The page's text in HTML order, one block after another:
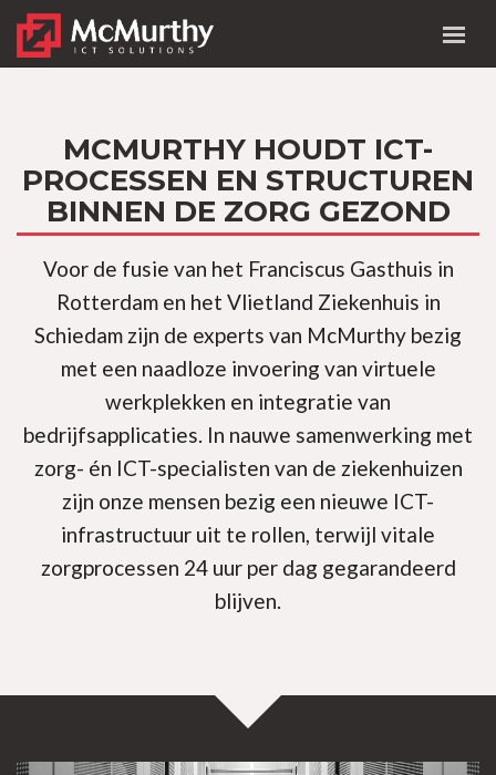
MCMURTHY HOUDT ICT-
PROCESSEN EN STRUCTUREN
BINNEN DE ZORG GEZOND
Voor de fusie van het Franciscus Gasthuis in
Rotterdam en het Vlietland Ziekenhuis in
Schiedam zijn de experts van McMurthy bezig
met een naadloze invoering van virtuele
werkplekken en integratie van
bedrijfsapplicaties. In nauwe samenwerking met
zorg- én ICT-specialisten van de ziekenhuizen
zijn onze mensen bezig een nieuwe ICT-
infrastructuur uit te rollen, terwijl vitale
zorgprocessen 24 uur per dag gegarandeerd
blijven.